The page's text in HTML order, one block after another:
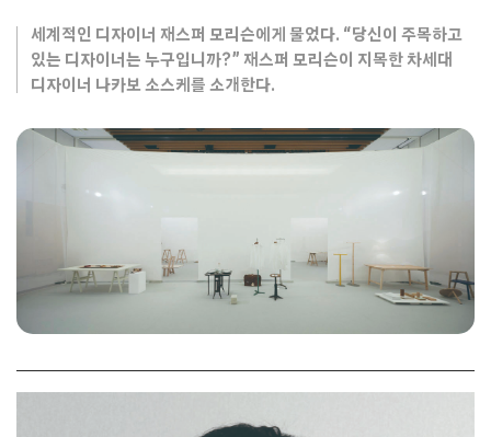
세계적인 디자이너 재스퍼 모리슨에게 물었다. “당신이 주목하고
있는 디자이너는 누구입니까?” 재스퍼 모리슨이 지목한 차세대
디자이너 나카보 소스케를 소개한다.